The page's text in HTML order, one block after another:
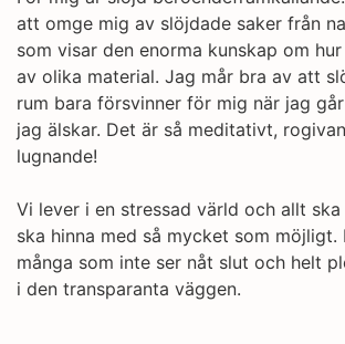
att omge mig av slöjdade saker från
som visar den enorma kunskap om
av olika material. Jag mår bra av att
rum bara försvinner för mig när jag
jag älskar. Det är så meditativt,
lugnande!
Vi lever i en stressad värld och allt
ska hinna med så mycket som
många som inte ser nåt slut och helt
i den transparanta väggen.